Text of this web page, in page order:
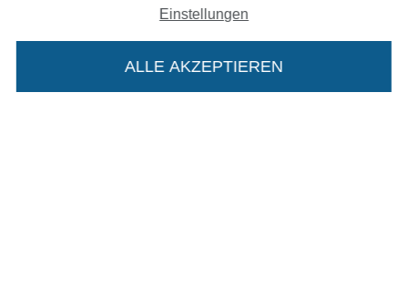
Widerrufsrecht
Kontakt
Einstellungen
ALLE AKZEPTIEREN